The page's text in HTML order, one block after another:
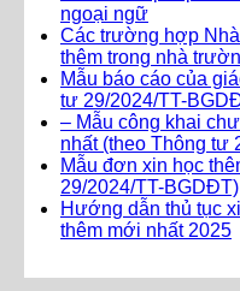
ngoại ngữ
Các trường hợp
thêm trong nhà
Mẫu báo cáo của
tư 29/2024/TT-
– Mẫu công khai
nhất (theo Thông tư
Mẫu đơn xin học
29/2024/TT-BGDĐT)
Hướng dẫn thủ tục
thêm mới nhất 2025